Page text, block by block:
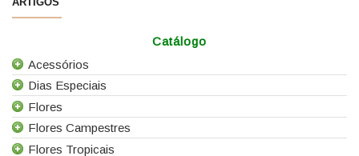
Catálogo
Acessórios
Todos os Acessórios
Alfinetes
Arames
Caixas e Sacos
Dias Especiais
25 de Abril
Casamentos
Dia da Mãe
Flores
Todas as Flores
Agapanthus
Flores Campestres
Todas as Flores Campestres
Flores Tropicais